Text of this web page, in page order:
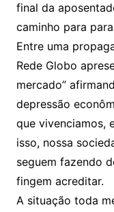
final da
caminho para
Entre uma
Rede Globo
mercado”
depressão
que vivenciamos,
isso, nossa
seguem fazendo
fingem acreditar.
A situação toda